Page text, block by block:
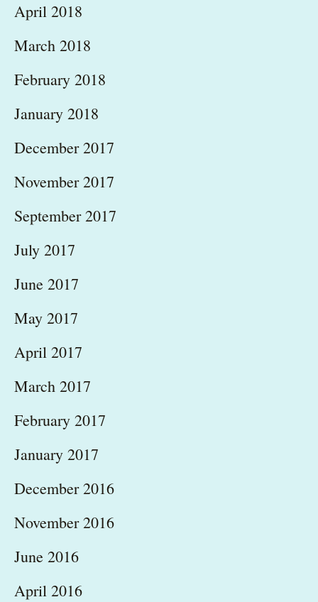
April 2018
March 2018
February 2018
January 2018
December 2017
November 2017
September 2017
July 2017
June 2017
May 2017
April 2017
March 2017
February 2017
January 2017
December 2016
November 2016
June 2016
April 2016